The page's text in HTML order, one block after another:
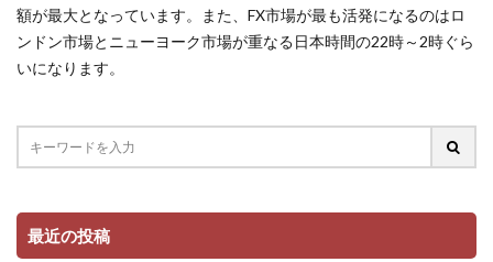
額が最大となっています。また、FX市場が最も活発になるのはロ
ンドン市場とニューヨーク市場が重なる日本時間の22時～2時ぐら
いになります。
最近の投稿